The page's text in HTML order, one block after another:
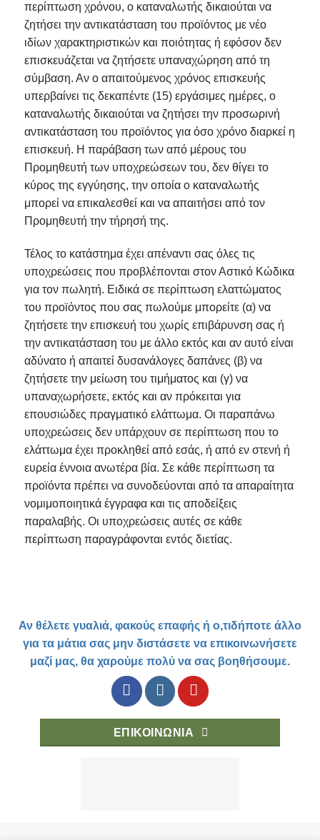
περίπτωση χρόνου, ο καταναλωτής δικαιούται να
ζητήσει την αντικατάσταση του προϊόντος με νέο
ιδίων χαρακτηριστικών και ποιότητας ή εφόσον δεν
επισκευάζεται να ζητήσετε υπαναχώρηση από τη
σύμβαση. Αν ο απαιτούμενος χρόνος επισκευής
υπερβαίνει τις δεκαπέντε (15) εργάσιμες ημέρες, ο
καταναλωτής δικαιούται να ζητήσει την προσωρινή
αντικατάσταση του προϊόντος για όσο χρόνο διαρκεί η
επισκευή. Η παράβαση των από μέρους του
Προμηθευτή των υποχρεώσεων του, δεν θίγει το
κύρος της εγγύησης, την οποία ο καταναλωτής
μπορεί να επικαλεσθεί και να απαιτήσει από τον
Προμηθευτή την τήρησή της.
Τέλος το κατάστημα έχει απέναντι σας όλες τις
υποχρεώσεις που προβλέπονται στον Αστικό Κώδικα
για τον πωλητή. Ειδικά σε περίπτωση ελαττώματος
του προϊόντος που σας πωλούμε μπορείτε (α) να
ζητήσετε την επισκευή του χωρίς επιβάρυνση σας ή
την αντικατάσταση του με άλλο εκτός και αν αυτό είναι
αδύνατο ή απαιτεί δυσανάλογες δαπάνες (β) να
ζητήσετε την μείωση του τιμήματος και (γ) να
υπαναχωρήσετε, εκτός και αν πρόκειται για
επουσιώδες πραγματικό ελάττωμα. Οι παραπάνω
υποχρεώσεις δεν υπάρχουν σε περίπτωση που το
ελάττωμα έχει προκληθεί από εσάς, ή από εν στενή ή
ευρεία έννοια ανωτέρα βία. Σε κάθε περίπτωση τα
προϊόντα πρέπει να συνοδεύονται από τα απαραίτητα
νομιμοποιητικά έγγραφα και τις αποδείξεις
παραλαβής. Οι υποχρεώσεις αυτές σε κάθε
περίπτωση παραγράφονται εντός διετίας.
Αν θέλετε γυαλιά, φακούς επαφής ή ο,τιδήποτε άλλο
για τα μάτια σας μην διστάσετε να επικοινωνήσετε
μαζί μας, θα χαρούμε πολύ να σας βοηθήσουμε.
ΕΠΙΚΟΙΝΩΝΙΑ